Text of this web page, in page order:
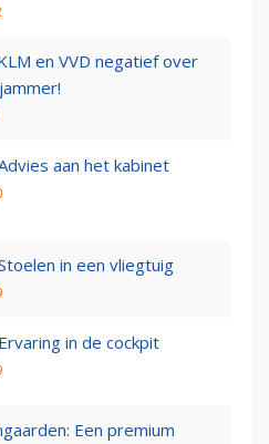
en VVD negatief over
aan het kabinet
in een vliegtuig
in de cockpit
Een premium